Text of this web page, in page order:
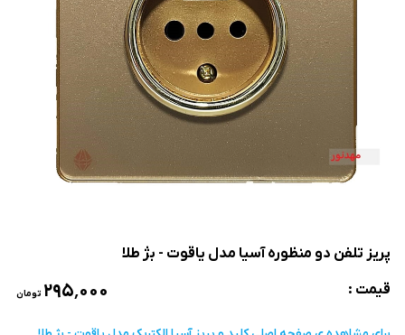
پریز تلفن دو منظوره آسیا مدل یاقوت - بژ طلا
قیمت :
۲۹۵٬۰۰۰ تومان